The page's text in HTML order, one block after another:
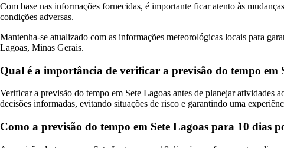
Com base nas informações fornecidas, é importante ficar atento às
condições adversas.
Mantenha-se atualizado com as informações meteorológicas locais para
Lagoas, Minas Gerais.
Qual é a importância de verificar a previsão do tempo
Verificar a previsão do tempo em Sete Lagoas antes de planejar atividades
decisões informadas, evitando situações de risco e garantindo uma
Como a previsão do tempo em Sete Lagoas para 10 dias